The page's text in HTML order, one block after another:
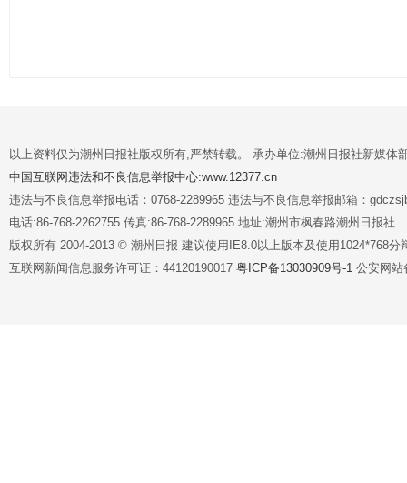
以上资料仅为潮州日报社版权所有,严禁转载。 承办单位:潮州日报社新媒体
中国互联网违法和不良信息举报中心:www.12377.cn
违法与不良信息举报电话：0768-2289965 违法与不良信息举报邮箱：
电话:86-768-2262755 传真:86-768-2289965 地址:潮州市枫春路潮州日报社
版权所有 2004-2013 © 潮州日报 建议使用IE8.0以上版本及使用1024*768分
互联网新闻信息服务许可证：44120190017 粤ICP备13030909号-1 公安网站